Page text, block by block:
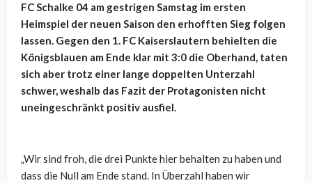
FC Schalke 04 am gestrigen Samstag im ersten
Heimspiel der neuen Saison den erhofften Sieg folgen
lassen. Gegen den 1. FC Kaiserslautern behielten die
Königsblauen am Ende klar mit 3:0 die Oberhand, taten
sich aber trotz einer lange doppelten Unterzahl
schwer, weshalb das Fazit der Protagonisten nicht
uneingeschränkt positiv ausfiel.
„Wir sind froh, die drei Punkte hier behalten zu haben und
dass die Null am Ende stand. In Überzahl haben wir